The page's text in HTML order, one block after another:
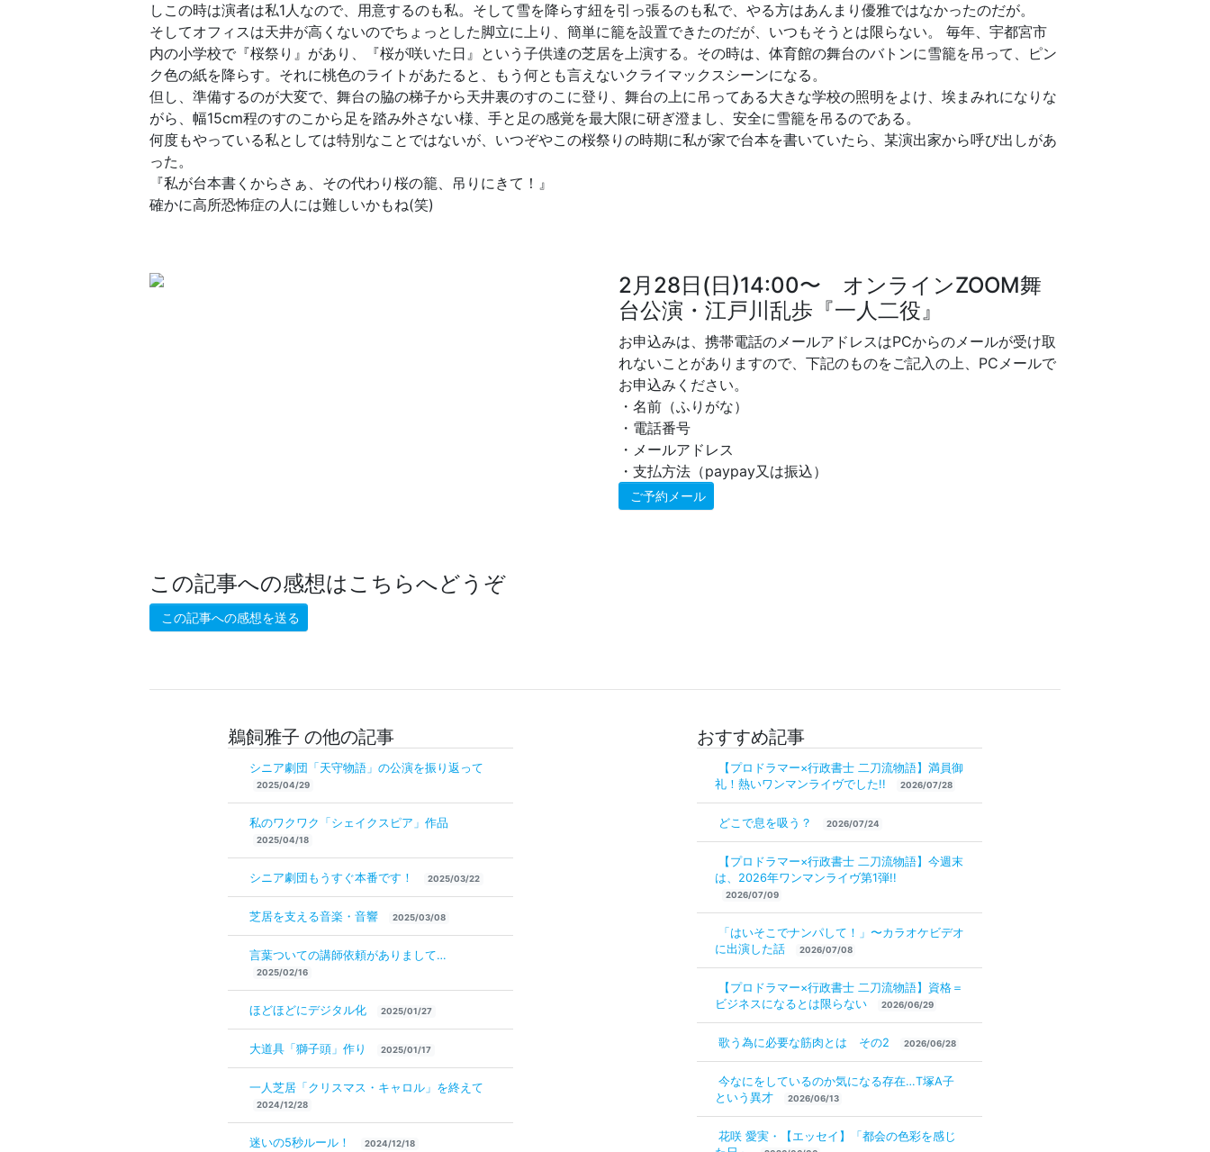
しこの時は演者は私1人なので、用意するのも私。そして雪を降らす紐を引っ張るのも私で、やる方はあんまり優雅ではなかったのだが。
そしてオフィスは天井が高くないのでちょっとした脚立に上り、簡単に籠を設置できたのだが、いつもそうとは限らない。 毎年、宇都宮市
内の小学校で『桜祭り』があり、『桜が咲いた日』という子供達の芝居を上演する。その時は、体育館の舞台のバトンに雪籠を吊って、ピン
ク色の紙を降らす。それに桃色のライトがあたると、もう何とも言えないクライマックスシーンになる。
但し、準備するのが大変で、舞台の脇の梯子から天井裏のすのこに登り、舞台の上に吊ってある大きな学校の照明をよけ、埃まみれになりな
がら、幅15cm程のすのこから足を踏み外さない様、手と足の感覚を最大限に研ぎ澄まし、安全に雪籠を吊るのである。
何度もやっている私としては特別なことではないが、いつぞやこの桜祭りの時期に私が家で台本を書いていたら、某演出家から呼び出しがあ
った。
『私が台本書くからさぁ、その代わり桜の籠、吊りにきて！』
確かに高所恐怖症の人には難しいかもね(笑)
2月28日(日)14:00〜 オンラインZOOM舞
台公演・江戸川乱歩『一人二役』
お申込みは、携帯電話のメールアドレスはPCからのメールが受け取
れないことがありますので、下記のものをご記入の上、PCメールで
お申込みください。
・名前（ふりがな）
・電話番号
・メールアドレス
・支払方法（paypay又は振込）
ご予約メール
この記事への感想はこちらへどうぞ
この記事への感想を送る
鵜飼雅子 の他の記事
シニア劇団「天守物語」の公演を振り返って
2025/04/29
私のワクワク「シェイクスピア」作品
2025/04/18
シニア劇団もうすぐ本番です！ 2025/03/22
芝居を支える音楽・音響 2025/03/08
言葉ついての講師依頼がありまして…
2025/02/16
ほどほどにデジタル化 2025/01/27
大道具「獅子頭」作り 2025/01/17
一人芝居「クリスマス・キャロル」を終えて
2024/12/28
迷いの5秒ルール！ 2024/12/18
おすすめ記事
【プロドラマー×行政書士 二刀流物語】満員御
礼！熱いワンマンライヴでした!!
2026/07/28
どこで息を吸う？ 2026/07/24
【プロドラマー×行政書士 二刀流物語】今週末
は、2026年ワンマンライヴ第1弾!!
2026/07/09
「はいそこでナンパして！」〜カラオケビデオ
に出演した話
2026/07/08
【プロドラマー×行政書士 二刀流物語】資格＝
ビジネスになるとは限らない
2026/06/29
歌う為に必要な筋肉とは その2 2026/06/28
今なにをしているのか気になる存在…T塚A子
という異才
2026/06/13
花咲 愛実・【エッセイ】「都会の色彩を感じ